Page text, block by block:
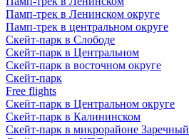
Памп-трек в Ленинском округе
Памп-трек в центральном округе
Скейт-парк в Слободе
Скейт-парк в Центральном
Скейт-парк в восточном округе
Скейт-парк
Free flights
Скейт-парк в Центральном округе
Скейт-парк в Калининском
Скейт-парк в микрорайоне Заречный